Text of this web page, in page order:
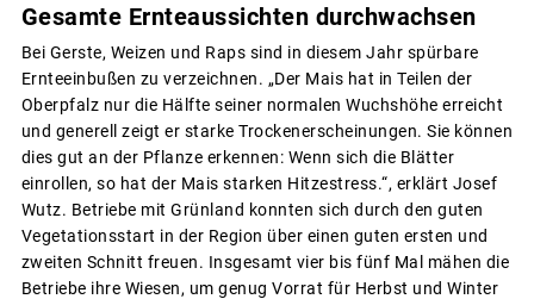
Gesamte Ernteaussichten durchwachsen
Bei Gerste, Weizen und Raps sind in diesem Jahr spürbare
Ernteeinbußen zu verzeichnen. „Der Mais hat in Teilen der
Oberpfalz nur die Hälfte seiner normalen Wuchshöhe erreicht
und generell zeigt er starke Trockenerscheinungen. Sie können
dies gut an der Pflanze erkennen: Wenn sich die Blätter
einrollen, so hat der Mais starken Hitzestress.“, erklärt Josef
Wutz. Betriebe mit Grünland konnten sich durch den guten
Vegetationsstart in der Region über einen guten ersten und
zweiten Schnitt freuen. Insgesamt vier bis fünf Mal mähen die
Betriebe ihre Wiesen, um genug Vorrat für Herbst und Winter